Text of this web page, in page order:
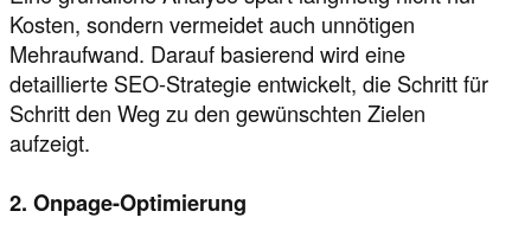
Kosten, sondern vermeidet auch unnötigen
Mehraufwand. Darauf basierend wird eine
detaillierte SEO-Strategie entwickelt, die Schritt für
Schritt den Weg zu den gewünschten Zielen
aufzeigt.
2. Onpage-Optimierung